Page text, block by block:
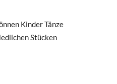
Kinder Tänze
Stücken